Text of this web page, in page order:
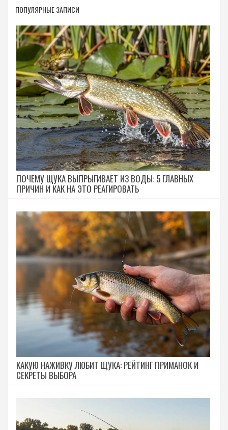
ПОПУЛЯРНЫЕ ЗАПИСИ
ПОЧЕМУ ЩУКА ВЫПРЫГИВАЕТ ИЗ ВОДЫ: 5 ГЛАВНЫХ
ПРИЧИН И КАК НА ЭТО РЕАГИРОВАТЬ
КАКУЮ НАЖИВКУ ЛЮБИТ ЩУКА: РЕЙТИНГ ПРИМАНОК И
СЕКРЕТЫ ВЫБОРА